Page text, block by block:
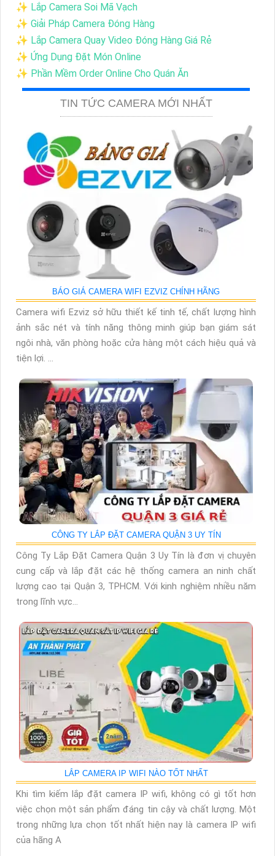
✨ Lắp Camera Soi Mã Vạch
✨ Giải Pháp Camera Đóng Hàng
✨ Lắp Camera Quay Video Đóng Hàng Giá Rẻ
✨ Ứng Dụng Đặt Món Online
✨ Phần Mềm Order Online Cho Quán Ăn
TIN TỨC CAMERA MỚI NHẤT
BÁO GIÁ CAMERA WIFI EZVIZ CHÍNH HÃNG
Camera wifi Ezviz sở hữu thiết kế tinh tế, chất lượng hình
ảnh sắc nét và tính năng thông minh giúp bạn giám sát
ngôi nhà, văn phòng hoặc cửa hàng một cách hiệu quả và
tiện lợi. ...
CÔNG TY LẮP ĐẶT CAMERA QUẬN 3 UY TÍN
Công Ty Lắp Đặt Camera Quận 3 Uy Tín là đơn vị chuyên
cung cấp và lắp đặt các hệ thống camera an ninh chất
lượng cao tại Quận 3, TPHCM. Với kinh nghiệm nhiều năm
trong lĩnh vực...
LẮP CAMERA IP WIFI NÀO TỐT NHẤT
Khi tìm kiếm lắp đặt camera IP wifi, không có gì tốt hơn
việc chọn một sản phẩm đáng tin cậy và chất lượng. Một
trong những lựa chọn tốt nhất hiện nay là camera IP wifi
của hãng A